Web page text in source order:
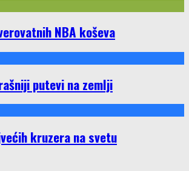
NBA koševa
putevi na zemlji
kruzera na svetu